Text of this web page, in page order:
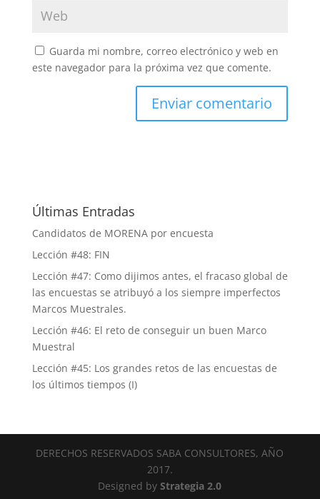
Guarda mi nombre, correo electrónico y web en
este navegador para la próxima vez que comente.
Últimas Entradas
Candidatos de MORENA por encuesta
Lección #48: FIN
Lección #47: Como dijimos antes, el fracaso global de
las encuestas se atribuyó a los siempre imperfectos
Marcos Muestrales.
Lección #46: El reto de conseguir un buen Marco
Muestral
Lección #45: Los grandes retos de las encuestas de
los últimos tiempos (I)
DERECHOS RESERVADOS SABA CONSULTORES, AÑO
2017.
Designed byStrategia 2.0